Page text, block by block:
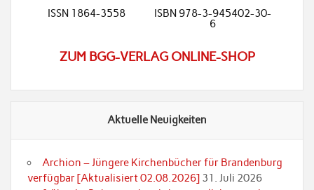
ISSN 1864-3558
ISBN 978-3-945402-30-
6
ZUM BGG-VERLAG ONLINE-SHOP
Aktuelle Neuigkeiten
Archion – Jüngere Kirchenbücher für Brandenburg
verfügbar [Aktualisiert 02.08.2026] 31. Juli 2026